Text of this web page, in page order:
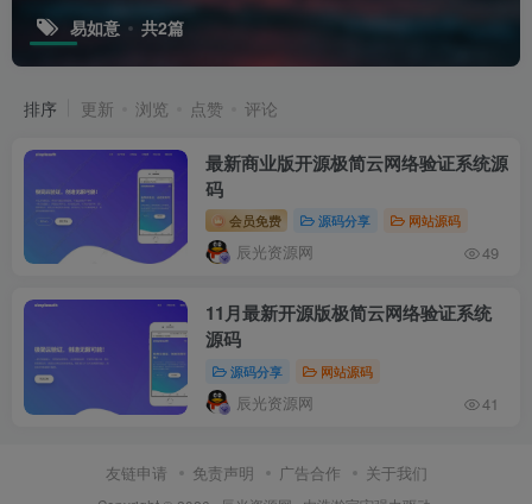
易如意 共2篇
排序 更新 浏览 点赞 评论
最新商业版开源极简云网络验证系统源
码
会员免费 源码分享 网站源码
辰光资源网 49
11月最新开源版极简云网络验证系统
源码
源码分享 网站源码
辰光资源网 41
友链申请 免责声明 广告合作 关于我们